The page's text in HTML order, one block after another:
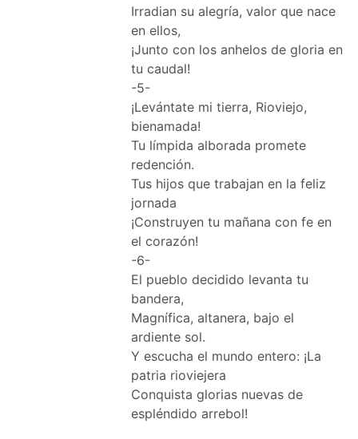
Irradian su alegría, valor que nace
en ellos,
¡Junto con los anhelos de gloria en
tu caudal!
-5-
¡Levántate mi tierra, Rioviejo,
bienamada!
Tu límpida alborada promete
redención.
Tus hijos que trabajan en la feliz
jornada
¡Construyen tu mañana con fe en
el corazón!
-6-
El pueblo decidido levanta tu
bandera,
Magnífica, altanera, bajo el
ardiente sol.
Y escucha el mundo entero: ¡La
patria rioviejera
Conquista glorias nuevas de
espléndido arrebol!